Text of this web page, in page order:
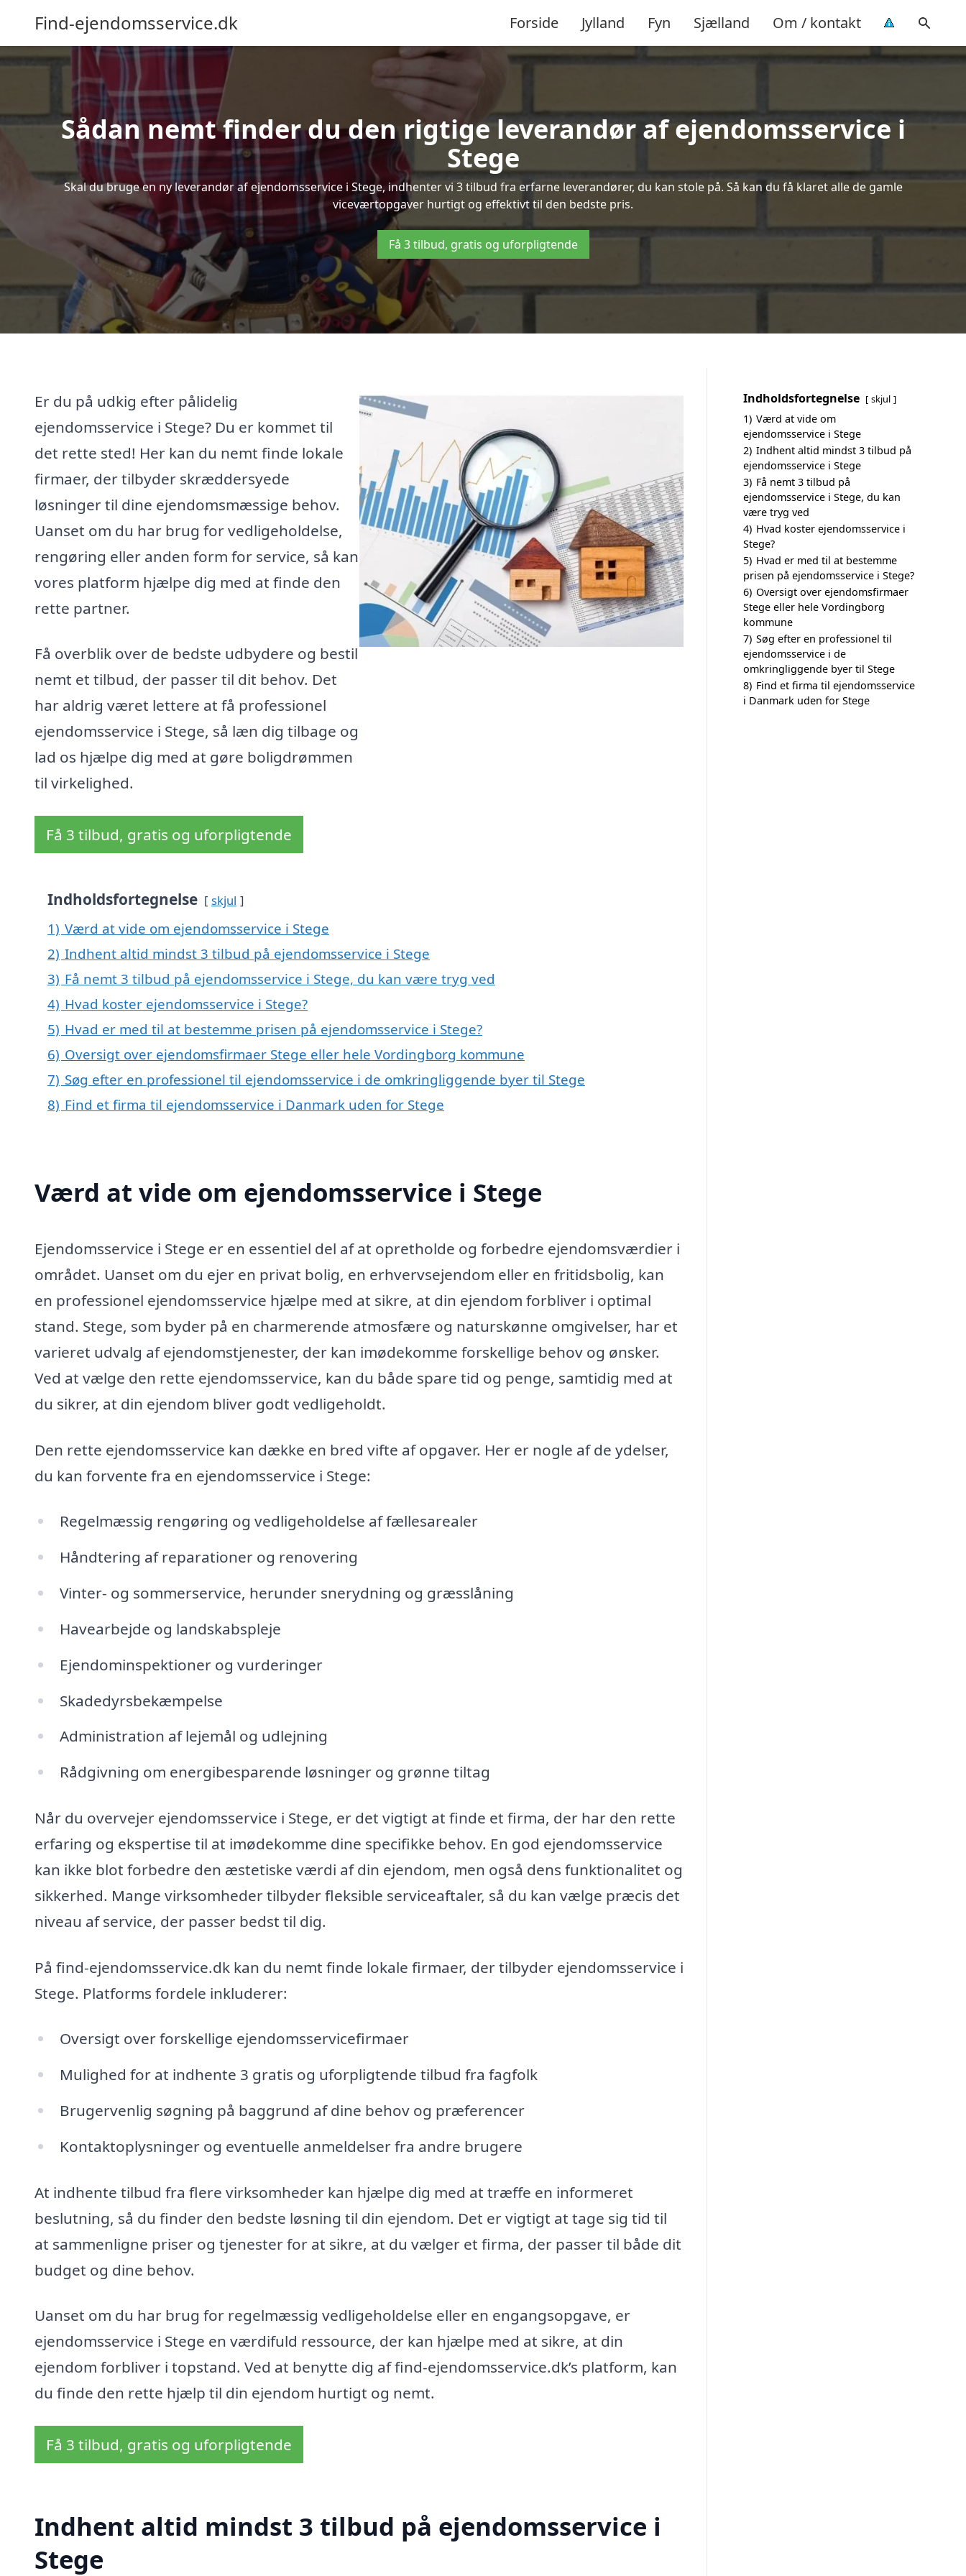
Find-ejendomsservice.dk Forside Jylland Fyn Sjælland Om / kontakt
Sådan nemt finder du den rigtige leverandør af ejendomsservice i
Stege
Skal du bruge en ny leverandør af ejendomsservice i Stege, indhenter vi 3 tilbud fra erfarne leverandører, du kan stole på. Så kan du få klaret alle de gamle
viceværtopgaver hurtigt og effektivt til den bedste pris.
Få 3 tilbud, gratis og uforpligtende
Er du på udkig efter pålidelig
ejendomsservice i Stege? Du er kommet til
det rette sted! Her kan du nemt finde lokale
firmaer, der tilbyder skræddersyede
løsninger til dine ejendomsmæssige behov.
Uanset om du har brug for vedligeholdelse,
rengøring eller anden form for service, så kan
vores platform hjælpe dig med at finde den
rette partner.
Få overblik over de bedste udbydere og bestil
nemt et tilbud, der passer til dit behov. Det
har aldrig været lettere at få professionel
ejendomsservice i Stege, så læn dig tilbage og
lad os hjælpe dig med at gøre boligdrømmen
til virkelighed.
Få 3 tilbud, gratis og uforpligtende
Indholdsfortegnelse skjul
1) Værd at vide om ejendomsservice i Stege
2) Indhent altid mindst 3 tilbud på ejendomsservice i Stege
3) Få nemt 3 tilbud på ejendomsservice i Stege, du kan være tryg ved
4) Hvad koster ejendomsservice i Stege?
5) Hvad er med til at bestemme prisen på ejendomsservice i Stege?
6) Oversigt over ejendomsfirmaer Stege eller hele Vordingborg kommune
7) Søg efter en professionel til ejendomsservice i de omkringliggende byer til Stege
8) Find et firma til ejendomsservice i Danmark uden for Stege
Værd at vide om ejendomsservice i Stege
Ejendomsservice i Stege er en essentiel del af at opretholde og forbedre ejendomsværdier i
området. Uanset om du ejer en privat bolig, en erhvervsejendom eller en fritidsbolig, kan
en professionel ejendomsservice hjælpe med at sikre, at din ejendom forbliver i optimal
stand. Stege, som byder på en charmerende atmosfære og naturskønne omgivelser, har et
varieret udvalg af ejendomstjenester, der kan imødekomme forskellige behov og ønsker.
Ved at vælge den rette ejendomsservice, kan du både spare tid og penge, samtidig med at
du sikrer, at din ejendom bliver godt vedligeholdt.
Den rette ejendomsservice kan dække en bred vifte af opgaver. Her er nogle af de ydelser,
du kan forvente fra en ejendomsservice i Stege:
Regelmæssig rengøring og vedligeholdelse af fællesarealer
Håndtering af reparationer og renovering
Vinter- og sommerservice, herunder snerydning og græsslåning
Havearbejde og landskabspleje
Ejendominspektioner og vurderinger
Skadedyrsbekæmpelse
Administration af lejemål og udlejning
Rådgivning om energibesparende løsninger og grønne tiltag
Når du overvejer ejendomsservice i Stege, er det vigtigt at finde et firma, der har den rette
erfaring og ekspertise til at imødekomme dine specifikke behov. En god ejendomsservice
kan ikke blot forbedre den æstetiske værdi af din ejendom, men også dens funktionalitet og
sikkerhed. Mange virksomheder tilbyder fleksible serviceaftaler, så du kan vælge præcis det
niveau af service, der passer bedst til dig.
På find-ejendomsservice.dk kan du nemt finde lokale firmaer, der tilbyder ejendomsservice i
Stege. Platforms fordele inkluderer:
Oversigt over forskellige ejendomsservicefirmaer
Mulighed for at indhente 3 gratis og uforpligtende tilbud fra fagfolk
Brugervenlig søgning på baggrund af dine behov og præferencer
Kontaktoplysninger og eventuelle anmeldelser fra andre brugere
At indhente tilbud fra flere virksomheder kan hjælpe dig med at træffe en informeret
beslutning, så du finder den bedste løsning til din ejendom. Det er vigtigt at tage sig tid til
at sammenligne priser og tjenester for at sikre, at du vælger et firma, der passer til både dit
budget og dine behov.
Uanset om du har brug for regelmæssig vedligeholdelse eller en engangsopgave, er
ejendomsservice i Stege en værdifuld ressource, der kan hjælpe med at sikre, at din
ejendom forbliver i topstand. Ved at benytte dig af find-ejendomsservice.dk’s platform, kan
du finde den rette hjælp til din ejendom hurtigt og nemt.
Få 3 tilbud, gratis og uforpligtende
Indhent altid mindst 3 tilbud på ejendomsservice i
Stege
Indholdsfortegnelse skjul
1) Værd at vide om
ejendomsservice i Stege
2) Indhent altid mindst 3 tilbud på
ejendomsservice i Stege
3) Få nemt 3 tilbud på
ejendomsservice i Stege, du kan
være tryg ved
4) Hvad koster ejendomsservice i
Stege?
5) Hvad er med til at bestemme
prisen på ejendomsservice i Stege?
6) Oversigt over ejendomsfirmaer
Stege eller hele Vordingborg
kommune
7) Søg efter en professionel til
ejendomsservice i de
omkringliggende byer til Stege
8) Find et firma til ejendomsservice
i Danmark uden for Stege